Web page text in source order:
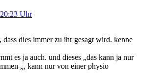
Uhr
dass dies immer zu ihr gesagt wird. kenne
es ja auch. und dieses „das kann ja nur
„, kann nur von einer physio